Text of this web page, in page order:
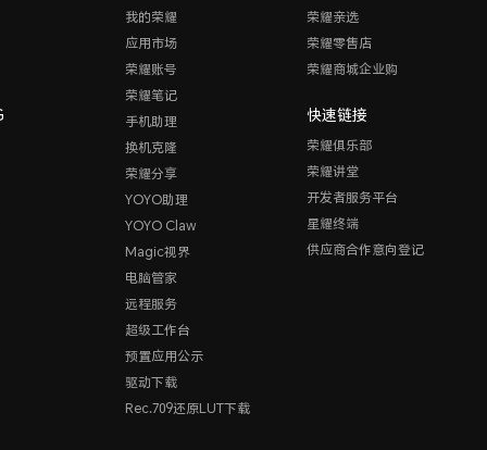
我的荣耀
应用市场
荣耀账号
荣耀笔记
手机助理
换机克隆
荣耀分享
YOYO助理
YOYO Claw
Magic视界
电脑管家
远程服务
超级工作台
预置应用公示
驱动下载
Rec.709还原LUT下载
荣耀亲选
荣耀零售店
荣耀商城企业购
快速链接
荣耀俱乐部
荣耀讲堂
开发者服务平台
星耀终端
供应商合作意向登记